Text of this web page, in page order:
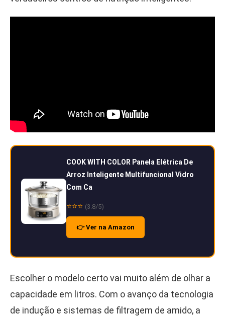
COOK WITH COLOR Panela Elétrica De
Arroz Inteligente Multifuncional Vidro
Com Ca
⭐⭐⭐ (3.8/5)
👉 Ver na Amazon
Escolher o modelo certo vai muito além de olhar a
capacidade em litros. Com o avanço da tecnologia
de indução e sistemas de filtragem de amido, a